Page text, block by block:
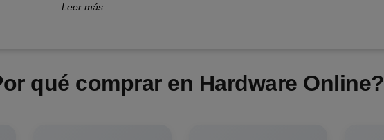
Leer más
qué comprar en Hardware Online?